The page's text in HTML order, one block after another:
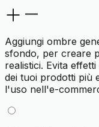
Aggiungi ombre
sfondo, per creare
realistici. Evita
dei tuoi prodotti più
l'uso nell'e-